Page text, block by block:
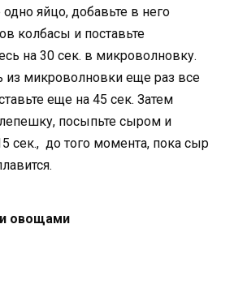
яйцо, добавьте в него
колбасы и поставьте
на 30 сек. в микроволновку.
из микроволновки еще раз все
еще на 45 сек. Затем
посыпьте сыром и
сек., до того момента, пока сыр
овощами